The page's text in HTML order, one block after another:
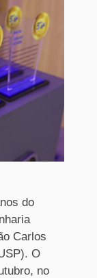
do
Carlos
O
no